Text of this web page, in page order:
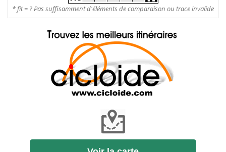
* fit = ? Pas suffisamment d'éléments de comparaison ou trace invalide